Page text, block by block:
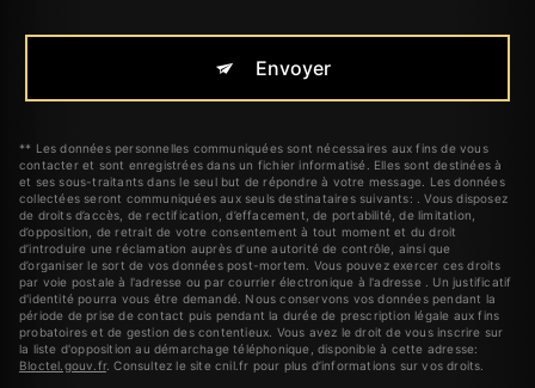
Envoyer
** Les données personnelles communiquées sont nécessaires aux fins de vous
contacter et sont enregistrées dans un fichier informatisé. Elles sont destinées à
et ses sous-traitants dans le seul but de répondre à votre message. Les données
collectées seront communiquées aux seuls destinataires suivants: . Vous disposez
de droits d’accès, de rectification, d’effacement, de portabilité, de limitation,
d’opposition, de retrait de votre consentement à tout moment et du droit
d’introduire une réclamation auprès d’une autorité de contrôle, ainsi que
d’organiser le sort de vos données post-mortem. Vous pouvez exercer ces droits
par voie postale à l'adresse ou par courrier électronique à l'adresse . Un justificatif
d'identité pourra vous être demandé. Nous conservons vos données pendant la
période de prise de contact puis pendant la durée de prescription légale aux fins
probatoires et de gestion des contentieux. Vous avez le droit de vous inscrire sur
la liste d'opposition au démarchage téléphonique, disponible à cette adresse:
Bloctel.gouv.fr. Consultez le site cnil.fr pour plus d’informations sur vos droits.